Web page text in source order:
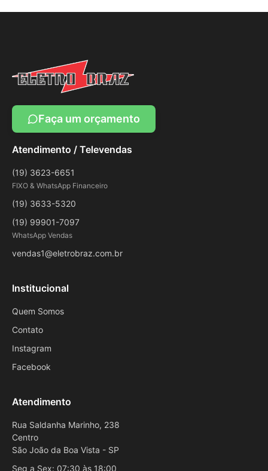
Faça um orçamento
Atendimento / Televendas
(19) 3623-6651
FIXO & WhatsApp Financeiro
(19) 3633-5320
(19) 99901-7097
WhatsApp Vendas
vendas1@eletrobraz.com.br
Institucional
Quem Somos
Contato
Instagram
Facebook
Atendimento
Rua Saldanha Marinho, 238
Centro
São João da Boa Vista - SP
Seg a Sex: 07:30 às 18:00